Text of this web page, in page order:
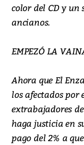
color del CD y un
ancianos.
EMPEZÓ LA
Ahora que El
los afectados
extrabajadores
haga justicia en
pago del 2% a